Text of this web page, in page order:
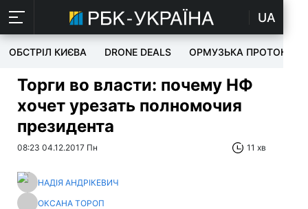
UA
ОБСТРІЛ КИЄВА DRONE DEALS ОРМУЗЬКА ПРОТОКА
Торги во власти: почему НФ
хочет урезать полномочия
президента
08:23 04.12.2017 Пн 11 хв
НАДІЯ АНДРІКЕВИЧ
ОКСАНА ТОРОП